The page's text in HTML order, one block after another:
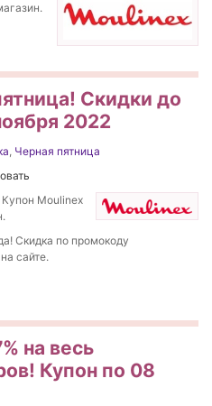
Скидки до
2022
, Черная пятница
Moulinex
Скидка по промокоду
сайте.
на весь
Купон по 08